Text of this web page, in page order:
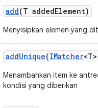
add(T addedElement)
Menyisipkan elemen yang
addUnique(IMatcher
Menambahkan item ke
kondisi yang diberikan